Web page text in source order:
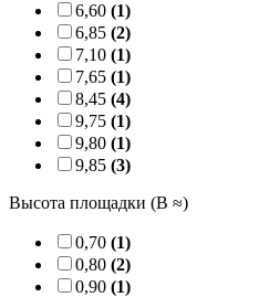
6,60 (1)
6,85 (2)
7,10 (1)
7,65 (1)
8,45 (4)
9,75 (1)
9,80 (1)
9,85 (3)
Высота площадки (B ≈)
0,70 (1)
0,80 (2)
0,90 (1)